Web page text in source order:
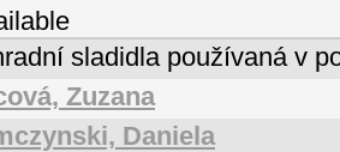
sladidla používaná v
Zuzana
Daniela